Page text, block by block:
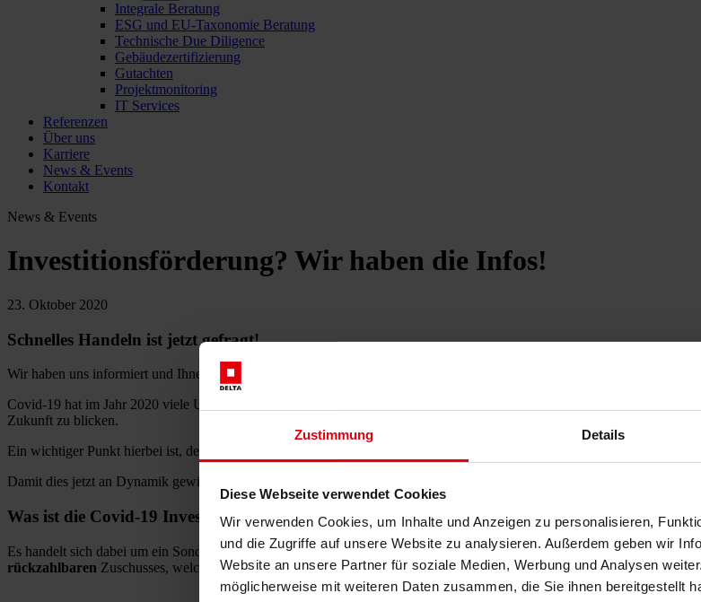
Zustimmung Details
Diese Webseite verwendet Cookies
Wir verwenden Cookies, um Inhalte und Anzeigen zu personalisieren,
und die Zugriffe auf unsere Website zu analysieren. Außerdem geben wir
Website an unsere Partner für soziale Medien, Werbung und Analysen
möglicherweise mit weiteren Daten zusammen, die Sie ihnen bereitgestellt
Integrale Beratung
ESG und EU-Taxonomie Beratung
Technische Due Diligence
Gebäudezertifizierung
Gutachten
Projektmonitoring
IT Services
Referenzen
Über uns
Karriere
News & Events
Kontakt
News & Events
Investitionsförderung? Wir haben die Infos!
23. Oktober 2020
Schnelles Handeln ist jetzt gefragt!
Wir haben uns informiert und Ihnen die neuesten Bestimmungen zusammengestellt.
Covid-19 hat im Jahr 2020 viele Unternehmen vor unerwartete Herausforderungen gestellt und in vielen Bereichen für
Zukunft zu blicken.
Ein wichtiger Punkt hierbei ist, den Fokus wieder auf geplante Projekte und Investitionen zu setzen, die Ihren zukünftigen
Damit dies jetzt an Dynamik gewinnt, gibt es seit 01.09.2020 die Möglichkeit, ihr Projektvorhaben durch die
Was ist die Covid-19 Investitionsprämie?
Es handelt sich dabei um ein Sonderprogramm der Bundesregierung, um Investitionen zu fördern. Dies ist eine Initiative
rückzahlbaren Zuschusses, welcher 7–14 % der Anschaffungskosten ausmacht.